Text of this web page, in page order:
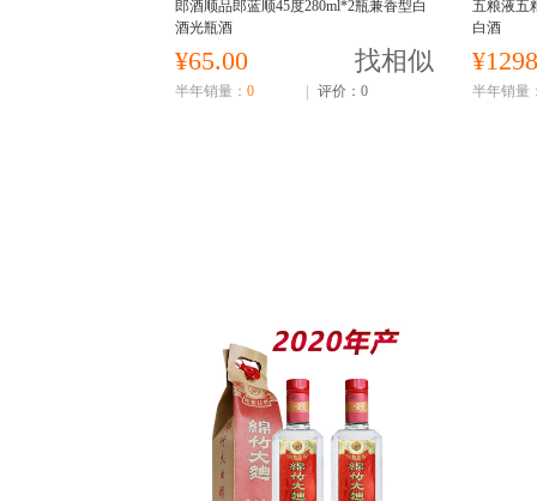
郎酒顺品郎蓝顺45度280ml*2瓶兼香型白
酒光瓶酒
¥65.00 找相似
半年销量： 0 评价：0
五粮液五
白酒
半年销量